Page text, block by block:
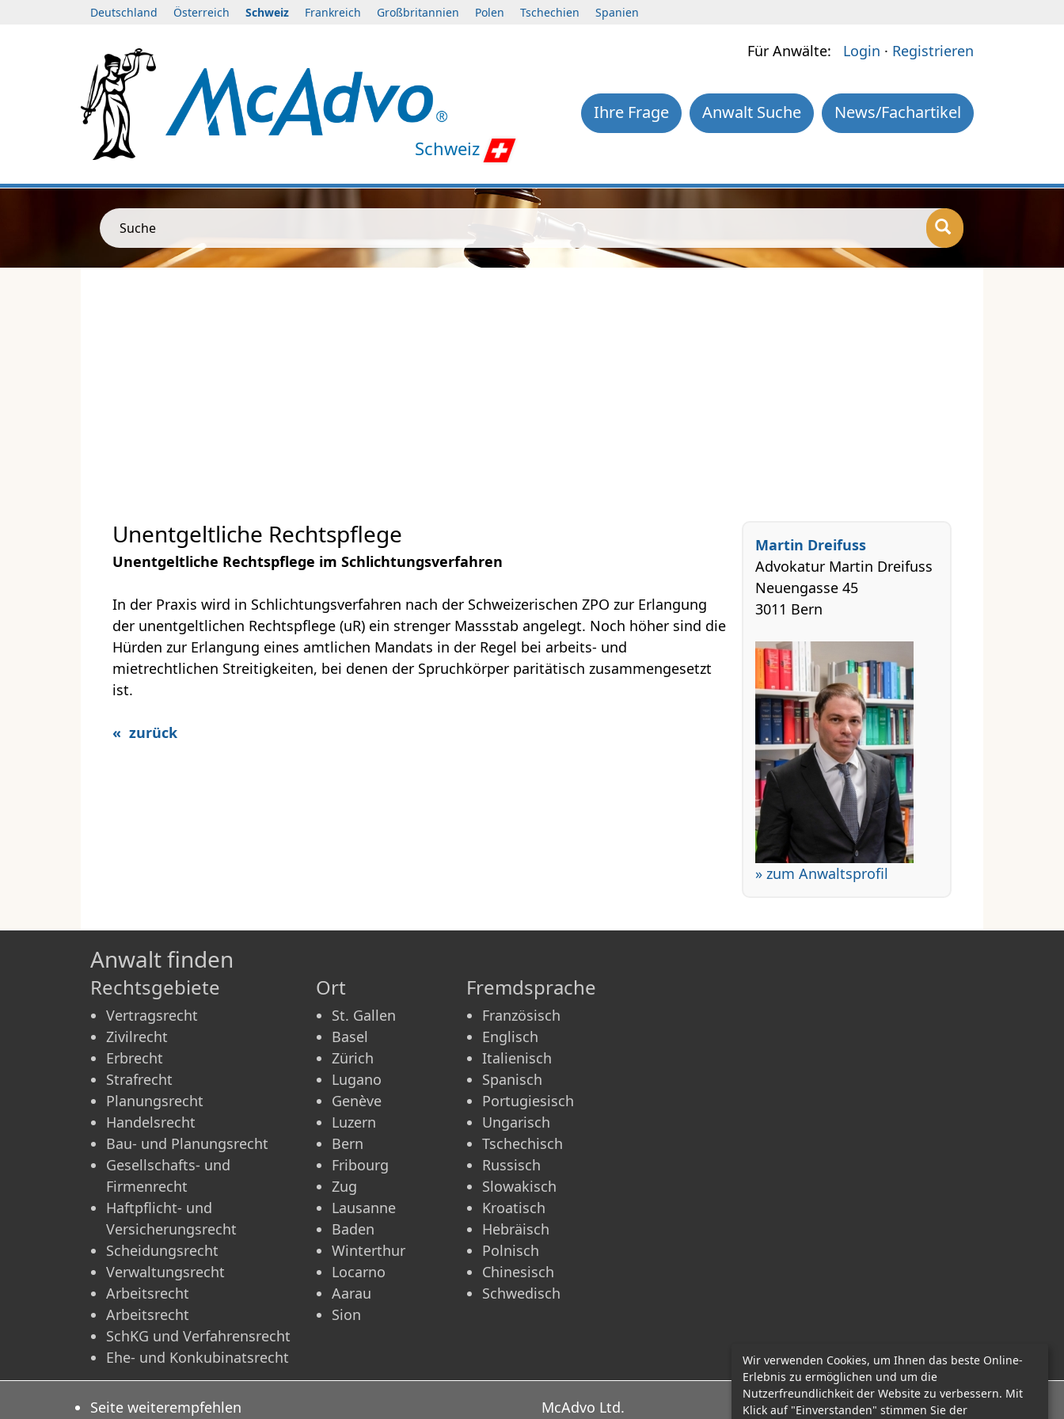
Deutschland Österreich Schweiz Frankreich Großbritannien Polen Tschechien Spanien
Schweiz
Für Anwälte: Login · Registrieren
News/Fachartikel
Anwalt Suche
Ihre Frage
Suche
Martin Dreifuss
Advokatur Martin Dreifuss
Neuengasse 45
3011 Bern
» zum Anwaltsprofil
Unentgeltliche Rechtspflege
Unentgeltliche Rechtspflege im Schlichtungsverfahren
In der Praxis wird in Schlichtungsverfahren nach der Schweizerischen ZPO zur Erlangung
der unentgeltlichen Rechtspflege (uR) ein strenger Massstab angelegt. Noch höher sind die
Hürden zur Erlangung eines amtlichen Mandats in der Regel bei arbeits- und
mietrechtlichen Streitigkeiten, bei denen der Spruchkörper paritätisch zusammengesetzt
ist.
« zurück
Anwalt finden
Rechtsgebiete
Vertragsrecht
Zivilrecht
Erbrecht
Strafrecht
Planungsrecht
Handelsrecht
Bau- und Planungsrecht
Gesellschafts- und
Firmenrecht
Haftpflicht- und
Versicherungsrecht
Scheidungsrecht
Verwaltungsrecht
Arbeitsrecht
Arbeitsrecht
SchKG und Verfahrensrecht
Ehe- und Konkubinatsrecht
Ort
St. Gallen
Basel
Zürich
Lugano
Genève
Luzern
Bern
Fribourg
Zug
Lausanne
Baden
Winterthur
Locarno
Aarau
Sion
Fremdsprache
Französisch
Englisch
Italienisch
Spanisch
Portugiesisch
Ungarisch
Tschechisch
Russisch
Slowakisch
Kroatisch
Hebräisch
Polnisch
Chinesisch
Schwedisch
Seite weiterempfehlen McAdvo Ltd. E-Mail: office@mcadvo.com
Wir verwenden Cookies, um Ihnen das beste Online-
Erlebnis zu ermöglichen und um die
Nutzerfreundlichkeit der Website zu verbessern. Mit
Klick auf "Einverstanden" stimmen Sie der